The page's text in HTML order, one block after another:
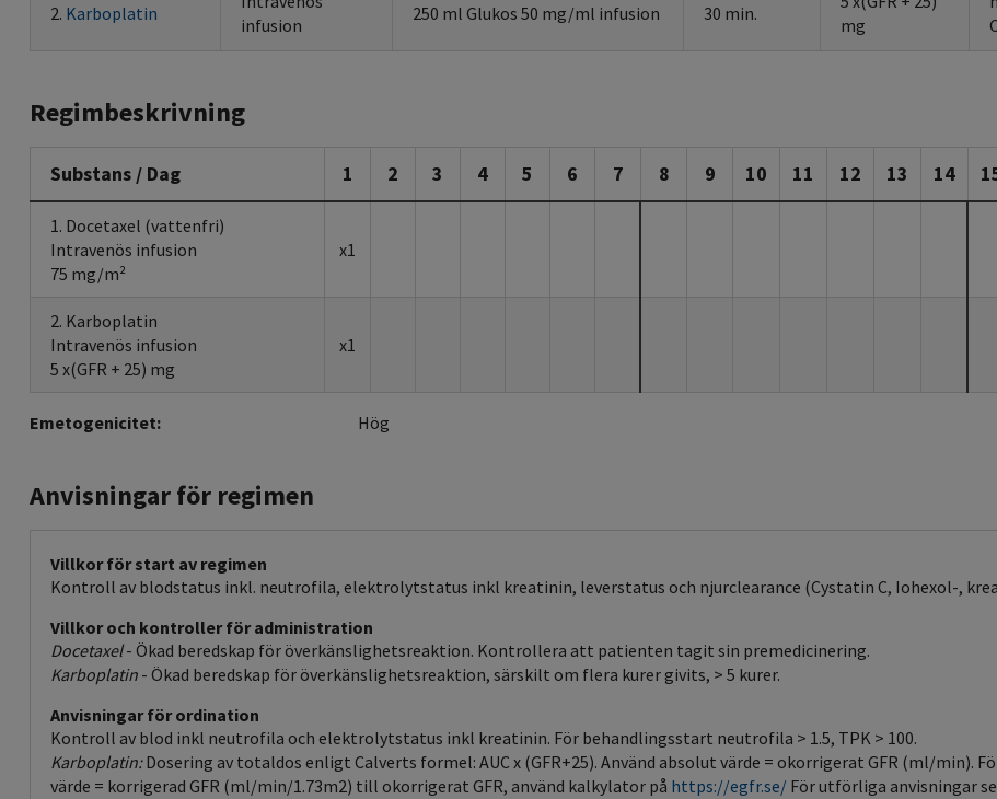
2. Karboplatin
infusion
250 ml Glukos 50 mg/ml infusion 30 min.
mg
Regimbeskrivning
Substans / Dag 1 2 3 4 5 6 7 8 9 10 11 12 13 14
1. Docetaxel (vattenfri)
Intravenös infusion
75 mg/m²
x1
2. Karboplatin
Intravenös infusion
5 x(GFR + 25) mg
x1
Emetogenicitet: Hög
Anvisningar för regimen
Villkor för start av regimen
Kontroll av blodstatus inkl. neutrofila, elektrolytstatus inkl kreatinin, leverstatus och njurclearance (Cystatin C, Iohexol-,
Villkor och kontroller för administration
Docetaxel- Ökad beredskap för överkänslighetsreaktion. Kontrollera att patienten tagit sin premedicinering.
Karboplatin - Ökad beredskap för överkänslighetsreaktion, särskilt om flera kurer givits, > 5 kurer.
Anvisningar för ordination
Kontroll av blod inkl neutrofila och elektrolytstatus inkl kreatinin. För behandlingsstart neutrofila > 1.5, TPK > 100.
Karboplatin:Dosering av totaldos enligt Calverts formel: AUC x (GFR+25). Använd absolut värde = okorrigerat GFR (ml/min).
värde = korrigerad GFR (ml/min/1.73m2) till okorrigerat GFR, använd kalkylator på https://egfr.se/ För utförliga anvisningar